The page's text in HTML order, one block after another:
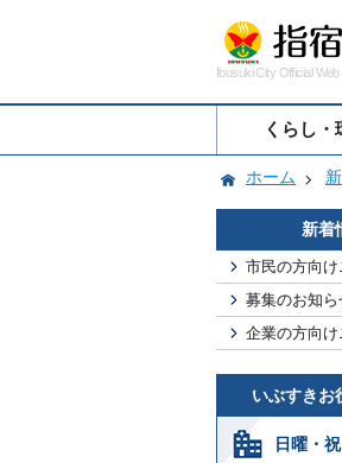
Ibusuki City Official Web
くらし・
ホーム
新着
市民の方向け
募集のお知ら
企業の方向け
いぶすきお
日曜・